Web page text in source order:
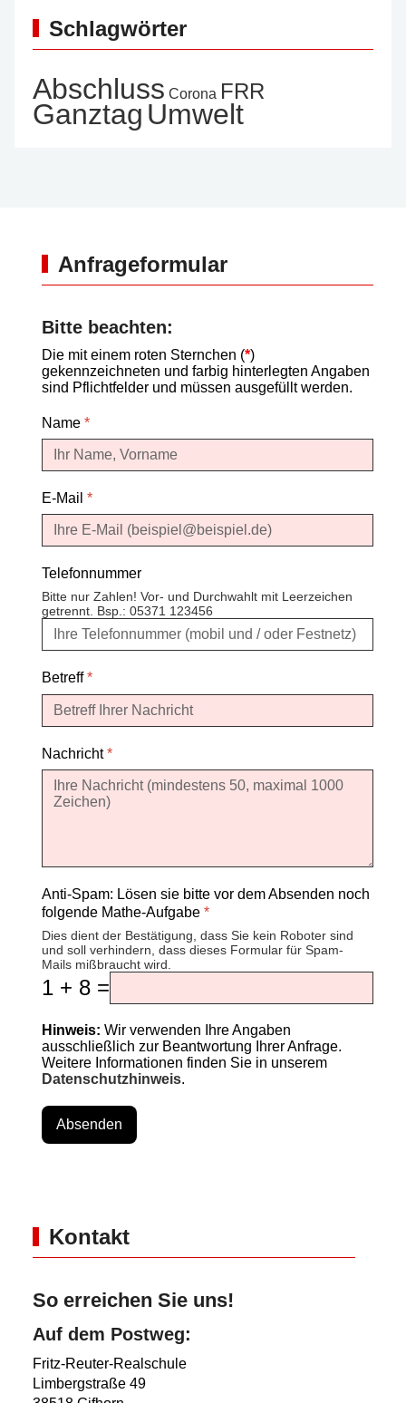
Schlagwörter
Abschluss Corona FRR
Ganztag Umwelt
Anfrageformular
Bitte beachten:
Die mit einem roten Sternchen (*)
gekennzeichneten und farbig hinterlegten Angaben
sind Pflichtfelder und müssen ausgefüllt werden.
Name*
E-Mail*
Telefonnummer
Bitte nur Zahlen! Vor- und Durchwahlt mit Leerzeichen
getrennt. Bsp.: 05371 123456
Betreff*
Nachricht*
Anti-Spam: Lösen sie bitte vor dem Absenden noch
folgende Mathe-Aufgabe*
Dies dient der Bestätigung, dass Sie kein Roboter sind
und soll verhindern, dass dieses Formular für Spam-
Mails mißbraucht wird.
1 + 8 =
Hinweis: Wir verwenden Ihre Angaben
ausschließlich zur Beantwortung Ihrer Anfrage.
Weitere Informationen finden Sie in unserem
Datenschutzhinweis.
Absenden
Kontakt
So erreichen Sie uns!
Auf dem Postweg:
Fritz-Reuter-Realschule
Limbergstraße 49